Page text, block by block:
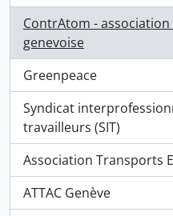
ContrAtom -
genevoise
, 4 résultats
Greenpeace
, 1 résultats
Syndicat
travailleurs (SIT)
, 1 résultats
Association Transports
, 1 résultats
ATTAC Genève
, 1 résultats